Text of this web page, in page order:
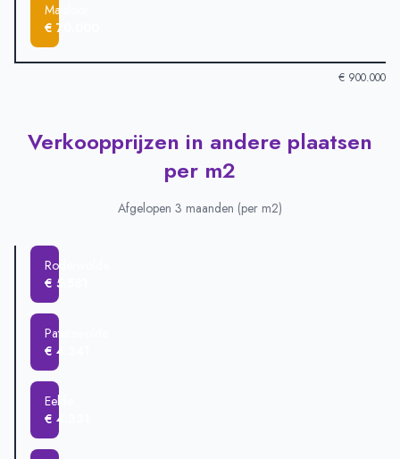
Matsloot
€ 70.000
€ 900.000
Verkoopprijzen in andere plaatsen-Afgelopen 3 maanden
Plaats
Gemiddelde verkoopprijs
€ 840.000
€ 764.166
Eelde
Peize
Roderwolde
Matsloot
Verkoopprijzen in andere plaatsen
per m2
Afgelopen 3 maanden (per m2)
Roderwolde
€ 5.581
Paterswolde
€ 4.341
Eelde
€ 4.331